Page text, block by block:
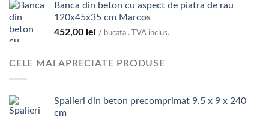
Banca din beton cu aspect de piatra de rau
120x45x35 cm Marcos
452,00 lei / bucata . TVA inclus.
CELE MAI APRECIATE PRODUSE
Spalieri din beton precomprimat 9.5 x 9 x 240
cm